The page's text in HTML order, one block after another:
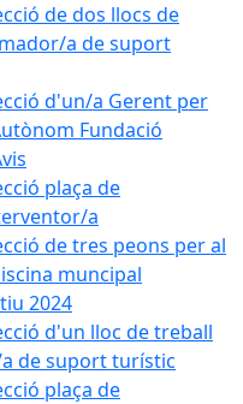
de dos llocs de
a de suport
d'un/a Gerent per
Fundació
plaça de
a
de tres peons per al
muncipal
2024
d'un lloc de treball
de suport turístic
plaça de